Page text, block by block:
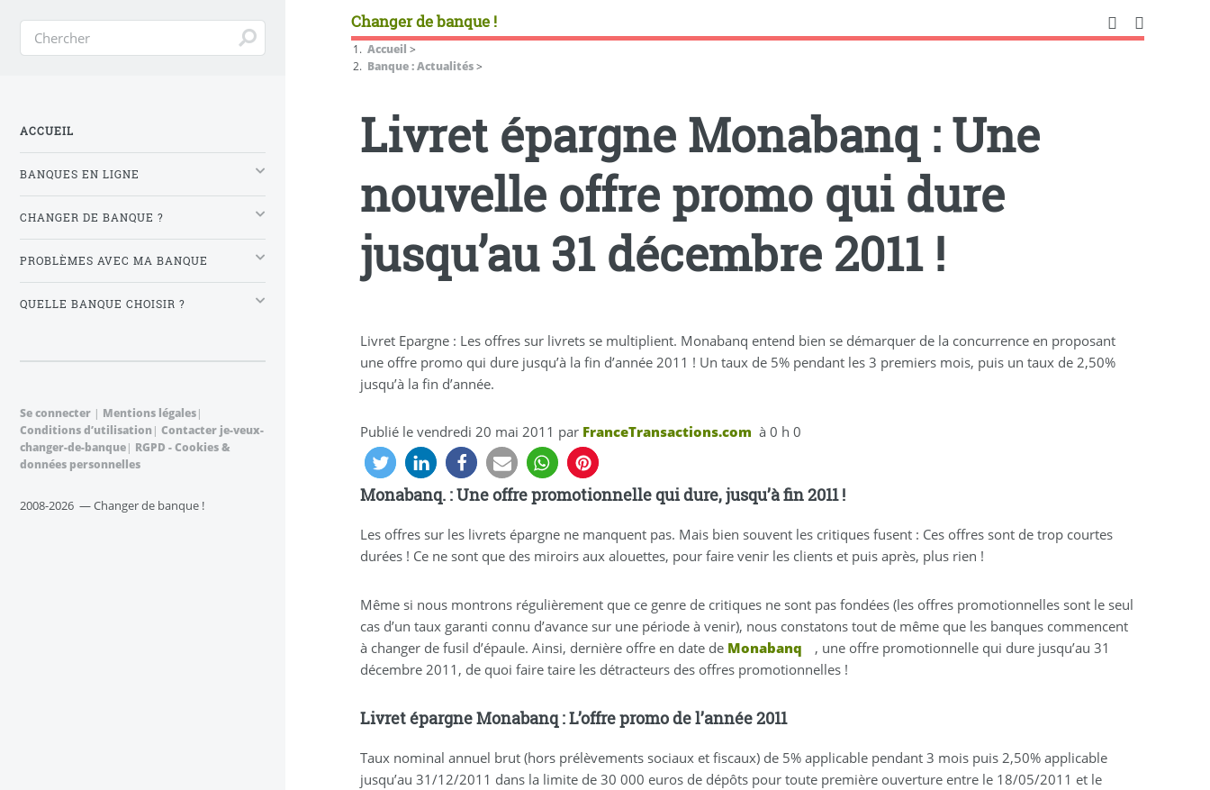
Changer de banque !
Accueil >
Banque : Actualités>
Livret épargne Monabanq : Une
nouvelle offre promo qui dure
jusqu’au 31 décembre 2011 !
Livret Epargne : Les offres sur livrets se multiplient. Monabanq entend bien se démarquer de la concurrence en proposant
une offre promo qui dure jusqu’à la fin d’année 2011 ! Un taux de 5% pendant les 3 premiers mois, puis un taux de 2,50%
jusqu’à la fin d’année.
Publié levendredi 20 mai 2011 par FranceTransactions.com à 0 h 0
Monabanq. : Une offre promotionnelle qui dure, jusqu’à fin 2011 !
Les offres sur les livrets épargne ne manquent pas. Mais bien souvent les critiques fusent : Ces offres sont de trop courtes
durées ! Ce ne sont que des miroirs aux alouettes, pour faire venir les clients et puis après, plus rien !
Même si nous montrons régulièrement que ce genre de critiques ne sont pas fondées (les offres promotionnelles sont le seul
cas d’un taux garanti connu d’avance sur une période à venir), nous constatons tout de même que les banques commencent
à changer de fusil d’épaule. Ainsi, dernière offre en date de Monabanq
, une offre promotionnelle qui dure jusqu’au 31
décembre 2011, de quoi faire taire les détracteurs des offres promotionnelles !
Livret épargne Monabanq : L’offre promo de l’année 2011
Taux nominal annuel brut (hors prélèvements sociaux et fiscaux) de 5% applicable pendant 3 mois puis 2,50% applicable
jusqu’au 31/12/2011 dans la limite de 30 000 euros de dépôts pour toute première ouverture entre le 18/05/2011 et le
ACCUEIL
BANQUES EN LIGNE
CHANGER DE BANQUE ?
PROBLÈMES AVEC MA BANQUE
QUELLE BANQUE CHOISIR ?
Se connecter | Mentions légales|
Conditions d’utilisation| Contacter je-veux-
changer-de-banque| RGPD - Cookies &
données personnelles
2008-2026 — Changer de banque !